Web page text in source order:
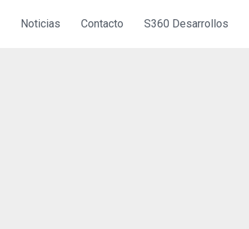
Noticias Contacto S360 Desarrollos